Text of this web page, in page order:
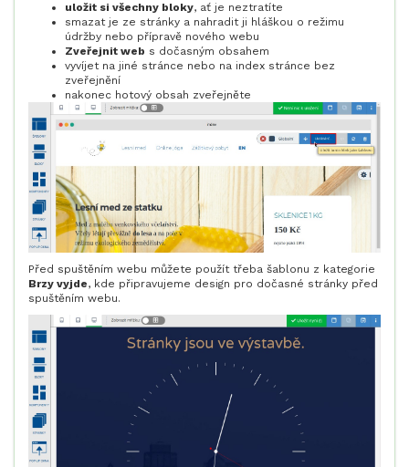
uložit si všechny bloky, ať je neztratíte
smazat je ze stránky a nahradit ji hláškou o režimu
údržby nebo přípravě nového webu
Zveřejnit web s dočasným obsahem
vyvíjet na jiné stránce nebo na index stránce bez
zveřejnění
nakonec hotový obsah zveřejněte
Před spuštěním webu můžete použít třeba šablonu z kategorie
Brzy vyjde, kde připravujeme design pro dočasné stránky před
spuštěním webu.